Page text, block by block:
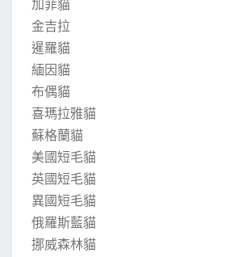
加菲貓
金吉拉
暹羅貓
緬因貓
布偶貓
喜瑪拉雅貓
蘇格蘭貓
美國短毛貓
英國短毛貓
異國短毛貓
俄羅斯藍貓
挪威森林貓